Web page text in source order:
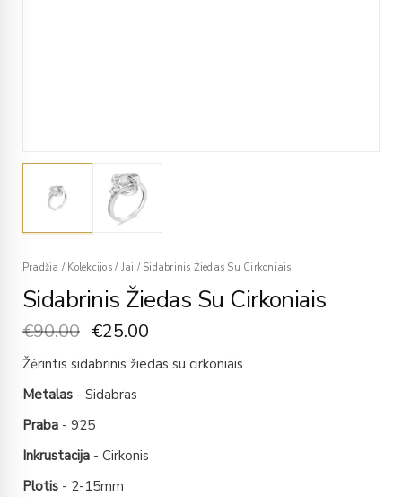
Pradžia / Kolekcijos / Jai /Sidabrinis Žiedas Su Cirkoniais
Sidabrinis Žiedas Su Cirkoniais
€90.00 €25.00
Žėrintis sidabrinis žiedas su cirkoniais
Metalas - Sidabras
Praba - 925
Inkrustacija - Cirkonis
Plotis - 2-15mm